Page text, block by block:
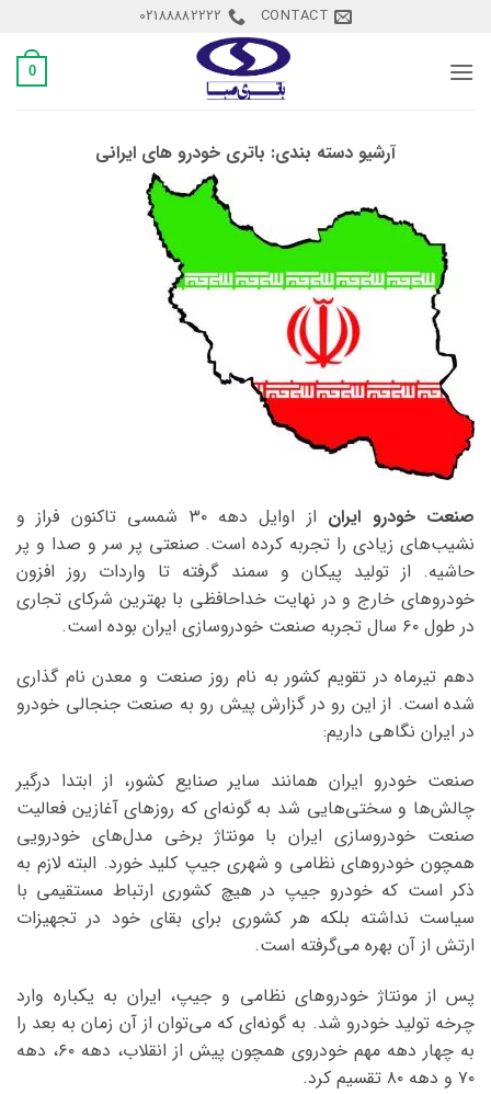
content
CONTACT
02188882222
0
آرشیو دسته بندی: باتری خودرو های ایرانی
صنعت خودرو ایران
از اوایل دهه ۳۰ شمسی تاکنون فراز و
نشیب‌های زیادی را تجربه کرده است. صنعتی پر سر و صدا و پر
حاشیه. از تولید پیکان و سمند گرفته تا واردات روز افزون
خودروهای خارج و در نهایت خداحافظی با بهترین شرکای تجاری
در طول ۶۰ سال تجربه صنعت خودروسازی ایران بوده است.
دهم تیرماه در تقویم کشور به نام روز صنعت و معدن نام گذاری
شده است. از این رو در گزارش پیش رو به صنعت جنجالی خودرو
در ایران نگاهی داریم:
صنعت خودرو ایران همانند سایر صنایع کشور، از ابتدا درگیر
چالش‌ها و سختی‌هایی شد به گونه‌ای که روزهای آغازین فعالیت
صنعت خودروسازی ایران با مونتاژ برخی مدل‌های خودرویی
همچون خودروهای نظامی و شهری جیپ کلید خورد. البته لازم به
ذکر است که خودرو جیپ در هیچ کشوری ارتباط مستقیمی با
سیاست نداشته بلکه هر کشوری برای بقای خود در تجهیزات
ارتش از آن بهره می‌گرفته است.
پس از مونتاژ خودروهای نظامی و جیپ، ایران به یکباره وارد
چرخه تولید خودرو شد. به گونه‌ای که می‌توان از آن زمان به بعد را
به چهار دهه مهم خودروی همچون پیش از انقلاب، دهه ۶۰، دهه
۷۰ و دهه ۸۰ تقسیم کرد.